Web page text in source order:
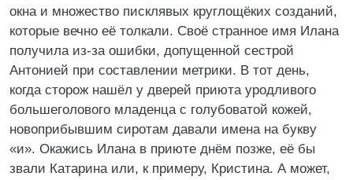
окна и множество писклявых круглощёких созданий,
которые вечно её толкали. Своё странное имя Илана
получила из-за ошибки, допущенной сестрой
Антонией при составлении метрики. В тот день,
когда сторож нашёл у дверей приюта уродливого
большеголового младенца с голубоватой кожей,
новоприбывшим сиротам давали имена на букву
«и». Окажись Илана в приюте днём позже, её бы
звали Катарина или, к примеру, Кристина. А может,